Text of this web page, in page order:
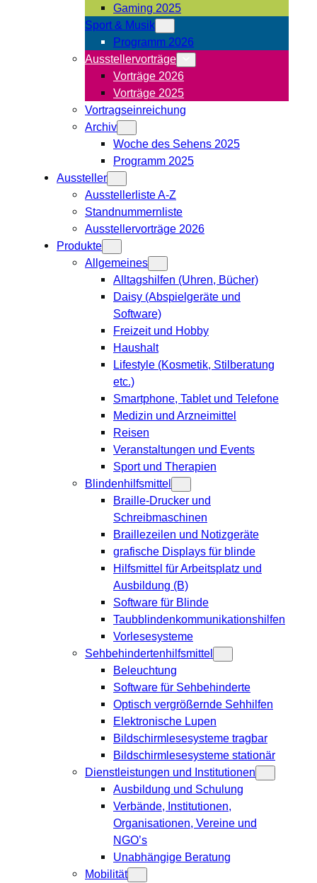
Gaming 2025
Sport & Musik
Programm 2026
Ausstellervorträge
Vorträge 2026
Vorträge 2025
Vortragseinreichung
Archiv
Woche des Sehens 2025
Programm 2025
Aussteller
Ausstellerliste A-Z
Standnummernliste
Ausstellervorträge 2026
Produkte
Allgemeines
Alltagshilfen (Uhren, Bücher)
Daisy (Abspielgeräte und
Software)
Freizeit und Hobby
Haushalt
Lifestyle (Kosmetik, Stilberatung
etc.)
Smartphone, Tablet und Telefone
Medizin und Arzneimittel
Reisen
Veranstaltungen und Events
Sport und Therapien
Blindenhilfsmittel
Braille-Drucker und
Schreibmaschinen
Braillezeilen und Notizgeräte
grafische Displays für blinde
Hilfsmittel für Arbeitsplatz und
Ausbildung (B)
Software für Blinde
Taubblindenkommunikationshilfen
Vorlesesysteme
Sehbehindertenhilfsmittel
Beleuchtung
Software für Sehbehinderte
Optisch vergrößernde Sehhilfen
Elektronische Lupen
Bildschirmlesesysteme tragbar
Bildschirmlesesysteme stationär
Dienstleistungen und Institutionen
Ausbildung und Schulung
Verbände, Institutionen,
Organisationen, Vereine und
NGO’s
Unabhängige Beratung
Mobilität